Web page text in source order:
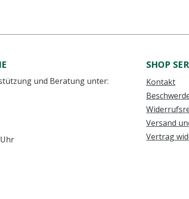
und Beratung unter:
SHOP
Kontakt
Versand
Vertrag